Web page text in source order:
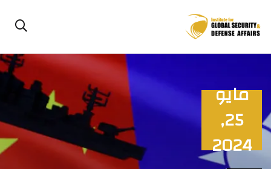
مايو
25,
2024